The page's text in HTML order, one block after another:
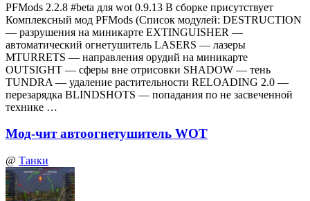
PFMods 2.2.8 #beta для wot 0.9.13 В сборке присутствует
Комплексный мод PFMods (Список модулей: DESTRUCTION
— разрушения на миникарте EXTINGUISHER —
автоматический огнетушитель LASERS — лазеры
MTURRETS — направления орудий на миникарте
OUTSIGHT — сферы вне отрисовки SHADOW — тень
TUNDRA — удаление растительности RELOADING 2.0 —
перезарядка BLINDSHOTS — попадания по не засвеченной
технике …
Мод-чит автоогнетушитель WOT
@ Танки